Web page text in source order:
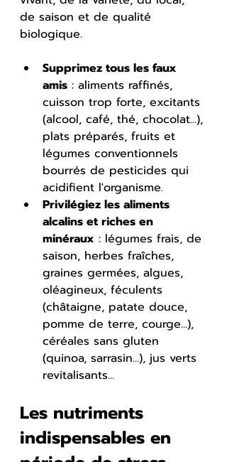
de saison et de qualité
biologique.
Supprimez tous les faux
amis : aliments raffinés,
cuisson trop forte, excitants
(alcool, café, thé, chocolat...),
plats préparés, fruits et
légumes conventionnels
bourrés de pesticides qui
acidifient l'organisme.
Privilégiez les aliments
alcalins et riches en
minéraux : légumes frais, de
saison, herbes fraîches,
graines germées, algues,
oléagineux, féculents
(châtaigne, patate douce,
pomme de terre, courge...),
céréales sans gluten
(quinoa, sarrasin...), jus verts
revitalisants...
Les nutriments
indispensables en